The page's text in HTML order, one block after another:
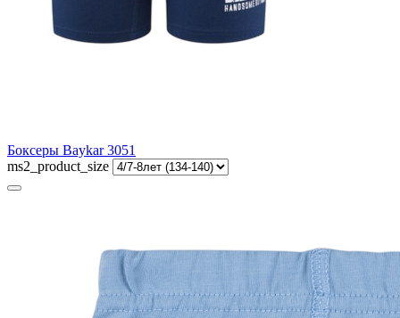
Боксеры Baykar 3051
ms2_product_size